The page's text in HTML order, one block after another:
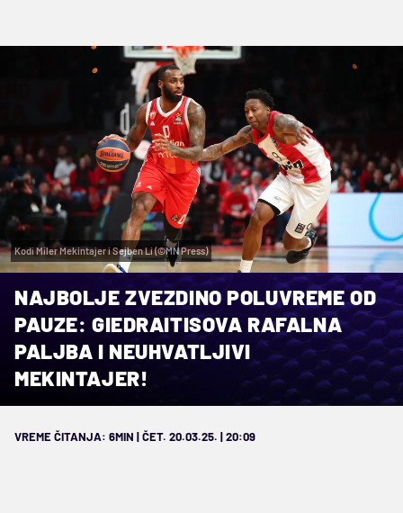
Kodi Miler Mekintajer i Sejben Li (©MN Press)
NAJBOLJE ZVEZDINO POLUVREME OD
PAUZE: GIEDRAITISOVA RAFALNA
PALJBA I NEUHVATLJIVI
MEKINTAJER!
VREME ČITANJA: 6MIN | ČET. 20.03.25. | 20:09